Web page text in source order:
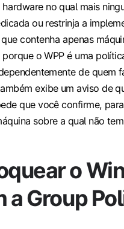
hardware no qual mais
ou restrinja a
contenha apenas
porque o WPP é uma
de quem
exibe um aviso de
que você confirme,
sobre a qual não
o
a Group